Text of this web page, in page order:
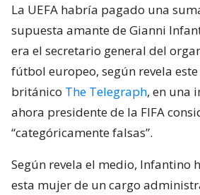
La UEFA habría pagado una
supuesta amante de Gianni
era el secretario general del
fútbol europeo, según revela
británico The Telegraph, en una
ahora presidente de la FIFA
“categóricamente falsas”.
Según revela el medio, Infantino
esta mujer de un cargo